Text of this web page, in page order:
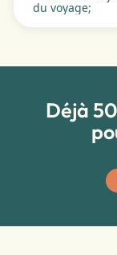
du voyage;
Déjà